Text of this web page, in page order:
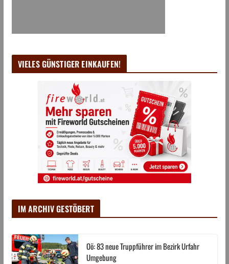
VIELES GÜNSTIGER EINKAUFEN!
IM ARCHIV GESTÖBERT
Oö: 83 neue Truppführer im Bezirk Urfahr
Umgebung